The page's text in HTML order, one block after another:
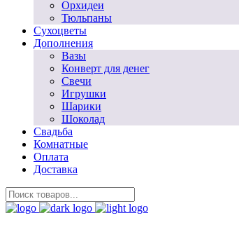
Орхидеи
Тюльпаны
Сухоцветы
Дополнения
Вазы
Конверт для денег
Свечи
Игрушки
Шарики
Шоколад
Свадьба
Комнатные
Оплата
Доставка